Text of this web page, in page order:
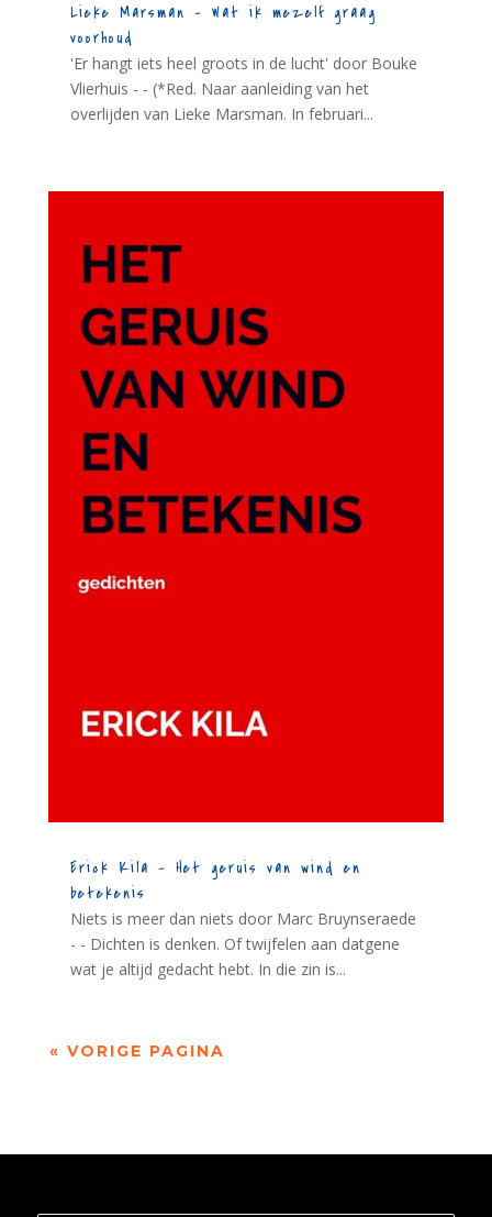
Lieke Marsman – Wat ik mezelf graag
voorhoud
'Er hangt iets heel groots in de lucht' door Bouke
Vlierhuis - - (*Red. Naar aanleiding van het
overlijden van Lieke Marsman. In februari...
Erick Kila – Het geruis van wind en
betekenis
Niets is meer dan niets door Marc Bruynseraede
- - Dichten is denken. Of twijfelen aan datgene
wat je altijd gedacht hebt. In die zin is...
« VORIGE PAGINA